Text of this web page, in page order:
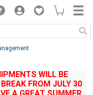
WILL BE
FROM JULY 30